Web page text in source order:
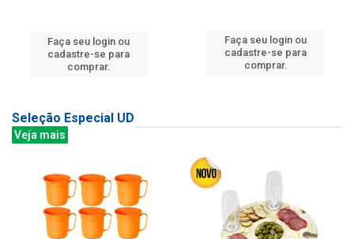
Faça seu login ou
cadastre-se para
comprar.
Faça seu login ou
cadastre-se para
comprar.
Seleção Especial UD
Veja mais